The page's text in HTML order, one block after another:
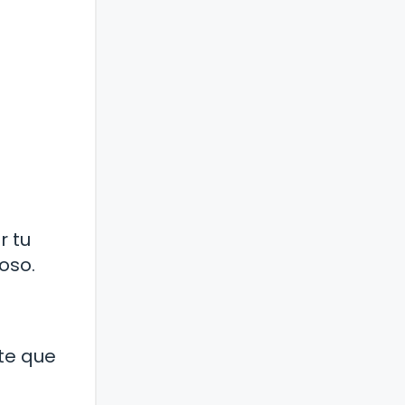
tu
que